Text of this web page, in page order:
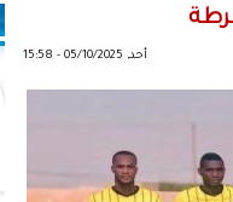
أحد, 05/10/2025 - 15:58